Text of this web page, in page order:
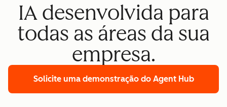
IA desenvolvida para
todas as áreas da sua
empresa.
Solicite uma demonstração do Agent Hub